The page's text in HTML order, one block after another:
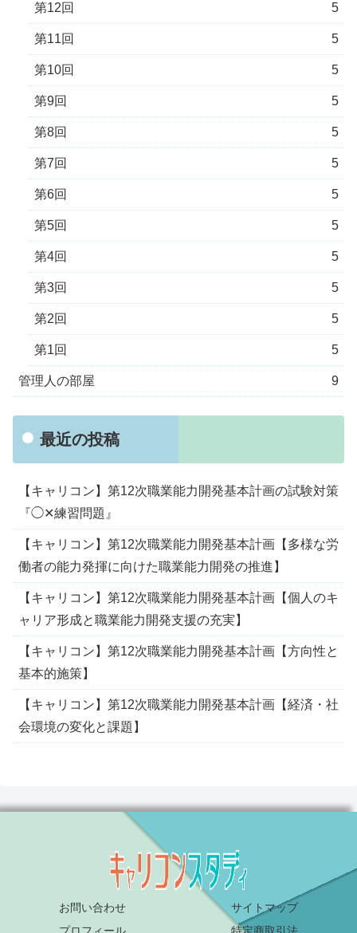
第12回 5
第11回 5
第10回 5
第9回 5
第8回 5
第7回 5
第6回 5
第5回 5
第4回 5
第3回 5
第2回 5
第1回 5
管理人の部屋 9
最近の投稿
【キャリコン】第12次職業能力開発基本計画の試験対策
『◯✕練習問題』
【キャリコン】第12次職業能力開発基本計画【多様な労
働者の能力発揮に向けた職業能力開発の推進】
【キャリコン】第12次職業能力開発基本計画【個人のキ
ャリア形成と職業能力開発支援の充実】
【キャリコン】第12次職業能力開発基本計画【方向性と
基本的施策】
【キャリコン】第12次職業能力開発基本計画【経済・社
会環境の変化と課題】
お問い合わせ
サイトマップ